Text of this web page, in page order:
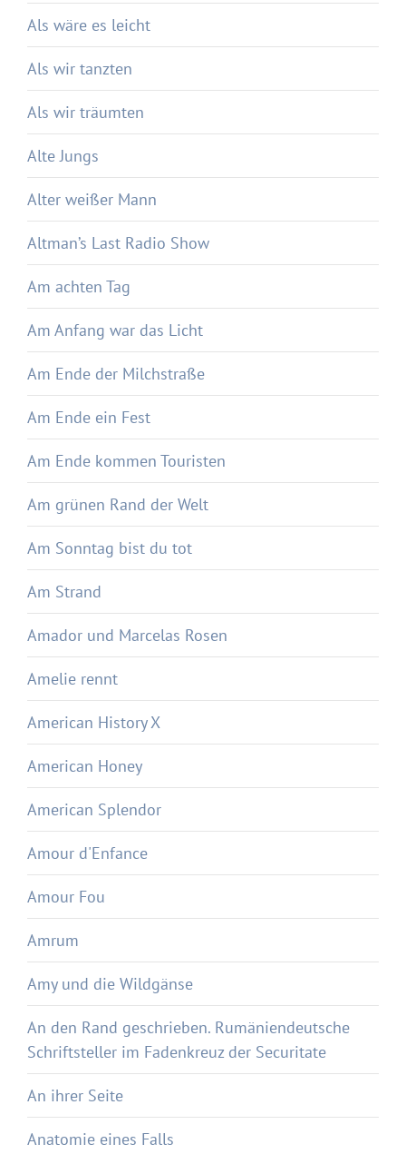
Als wäre es leicht
Als wir tanzten
Als wir träumten
Alte Jungs
Alter weißer Mann
Altman’s Last Radio Show
Am achten Tag
Am Anfang war das Licht
Am Ende der Milchstraße
Am Ende ein Fest
Am Ende kommen Touristen
Am grünen Rand der Welt
Am Sonntag bist du tot
Am Strand
Amador und Marcelas Rosen
Amelie rennt
American History X
American Honey
American Splendor
Amour d'Enfance
Amour Fou
Amrum
Amy und die Wildgänse
An den Rand geschrieben. Rumäniendeutsche
Schriftsteller im Fadenkreuz der Securitate
An ihrer Seite
Anatomie eines Falls